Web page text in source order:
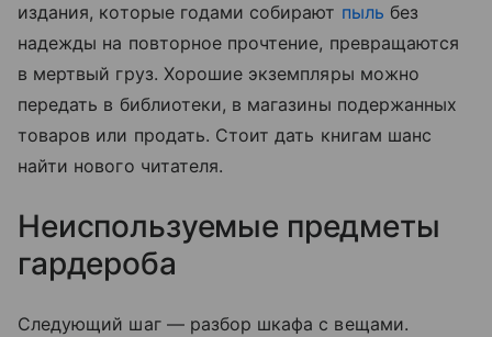
издания, которые годами собирают пыль без
надежды на повторное прочтение, превращаются
в мертвый груз. Хорошие экземпляры можно
передать в библиотеки, в магазины подержанных
товаров или продать. Стоит дать книгам шанс
найти нового читателя.
Неиспользуемые предметы
гардероба
Следующий шаг — разбор шкафа с вещами.